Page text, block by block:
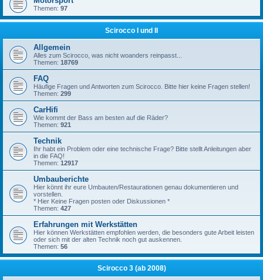
Themen: 97
Scirocco I und II
Allgemein
Alles zum Scirocco, was nicht woanders reinpasst...
Themen: 18769
FAQ
Häufige Fragen und Antworten zum Scirocco. Bitte hier keine Fragen stellen!
Themen: 299
CarHifi
Wie kommt der Bass am besten auf die Räder?
Themen: 921
Technik
Ihr habt ein Problem oder eine technische Frage? Bitte stellt Anleitungen aber
in die FAQ!
Themen: 12917
Umbauberichte
Hier könnt ihr eure Umbauten/Restaurationen genau dokumentieren und
vorstellen.
* Hier Keine Fragen posten oder Diskussionen *
Themen: 427
Erfahrungen mit Werkstätten
Hier können Werkstätten empfohlen werden, die besonders gute Arbeit leisten
oder sich mit der alten Technik noch gut auskennen.
Themen: 56
Scirocco 3 (ab 2008)